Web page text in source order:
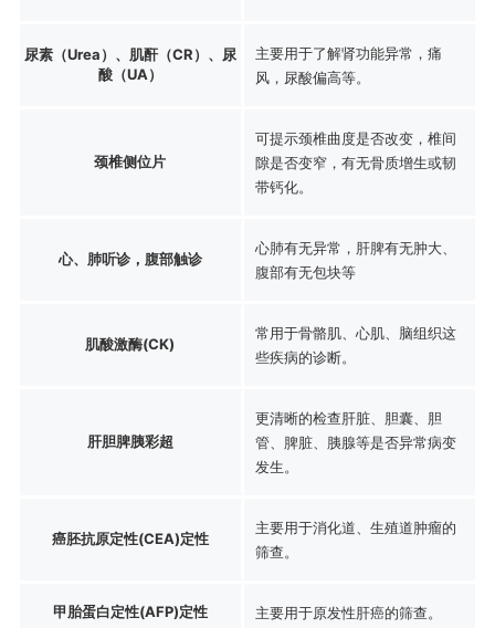
尿素（Urea）、肌酐（CR）、尿
酸（UA）
主要用于了解肾功能异常，痛
风，尿酸偏高等。
颈椎侧位片
可提示颈椎曲度是否改变，椎间
隙是否变窄，有无骨质增生或韧
带钙化。
心、肺听诊，腹部触诊
心肺有无异常，肝脾有无肿大、
腹部有无包块等
肌酸激酶(CK)
常用于骨骼肌、心肌、脑组织这
些疾病的诊断。
肝胆脾胰彩超
更清晰的检查肝脏、胆囊、胆
管、脾脏、胰腺等是否异常病变
发生。
癌胚抗原定性(CEA)定性
主要用于消化道、生殖道肿瘤的
筛查。
甲胎蛋白定性(AFP)定性 主要用于原发性肝癌的筛查。